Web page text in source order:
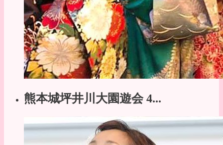
熊本城坪井川大園遊会 4...